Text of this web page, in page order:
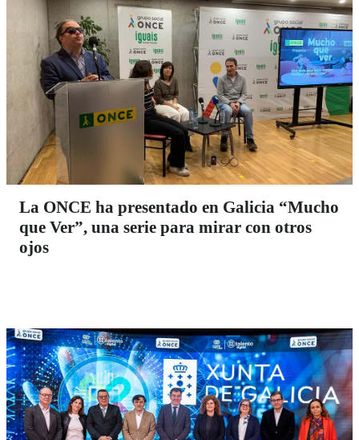
La ONCE ha presentado en Galicia “Mucho
que Ver”, una serie para mirar con otros
ojos